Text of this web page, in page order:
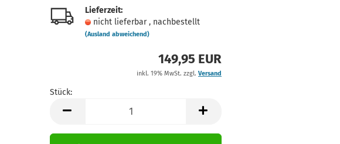
Lieferzeit:
nicht lieferbar , nachbestellt
(Ausland abweichend)
149,95 EUR
inkl. 19% MwSt. zzgl. Versand
Stück:
Stück